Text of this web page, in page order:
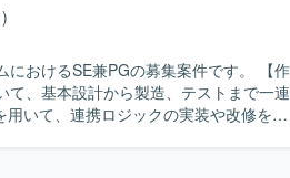
とができます。結合テストフェーズに
を高めつつ、Node.js上でのJavaScript
開発を行います。
けるSE兼PGの募集案件です。 【作
、基本設計から製造、テストまで一連
いて、連携ロジックの実装や改修を行